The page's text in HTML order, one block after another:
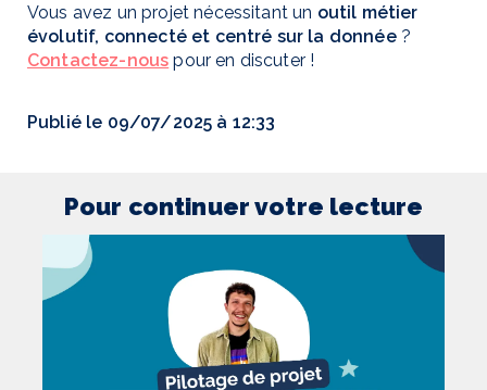
Vous avez un projet nécessitant un outil métier
évolutif, connecté et centré sur la donnée ?
Contactez-nous pour en discuter !
Publié le 09/07/2025 à 12:33
Pour continuer votre lecture